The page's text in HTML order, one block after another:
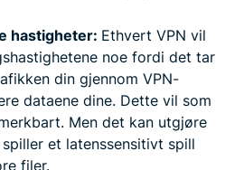
hastigheter: Ethvert VPN vil
noe fordi det tar
din gjennom VPN-
dataene dine. Dette vil som
Men det kan utgjøre
et latenssensitivt spill
filer.